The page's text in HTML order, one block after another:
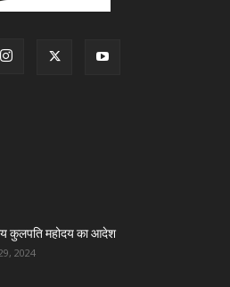
कुलपति महोदय का आदेश
2024